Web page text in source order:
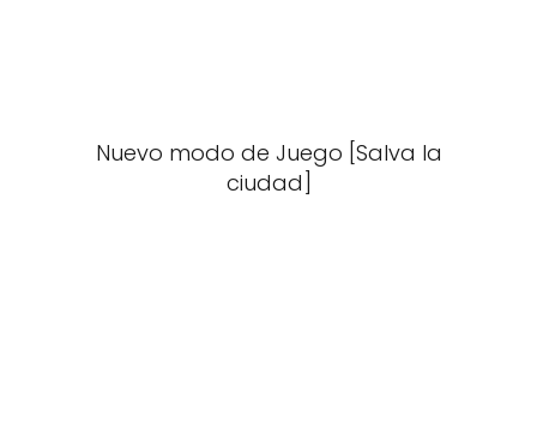
Nuevo modo de Juego [Salva la
ciudad]